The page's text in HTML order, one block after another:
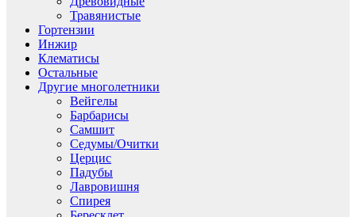
Травянистые
Гортензии
Инжир
Клематисы
Остальные
Другие многолетники
Вейгелы
Барбарисы
Самшит
Седумы/Очитки
Церцис
Падубы
Лавровишня
Спирея